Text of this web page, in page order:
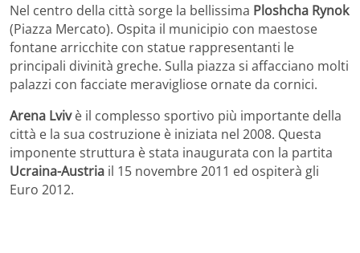
Nel centro della città sorge la bellissima Ploshcha Rynok
(Piazza Mercato). Ospita il municipio con maestose
fontane arricchite con statue rappresentanti le
principali divinità greche. Sulla piazza si affacciano molti
palazzi con facciate meravigliose ornate da cornici.
Arena Lvivè il complesso sportivo più importante della
città e la sua costruzione è iniziata nel 2008. Questa
imponente struttura è stata inaugurata con la partita
Ucraina-Austria il 15 novembre 2011 ed ospiterà gli
Euro 2012.